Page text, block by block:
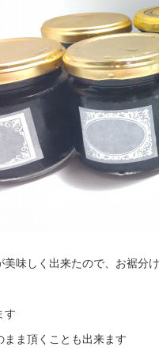
美味しく出来たので、お裾分
す
ま頂くことも出来ます